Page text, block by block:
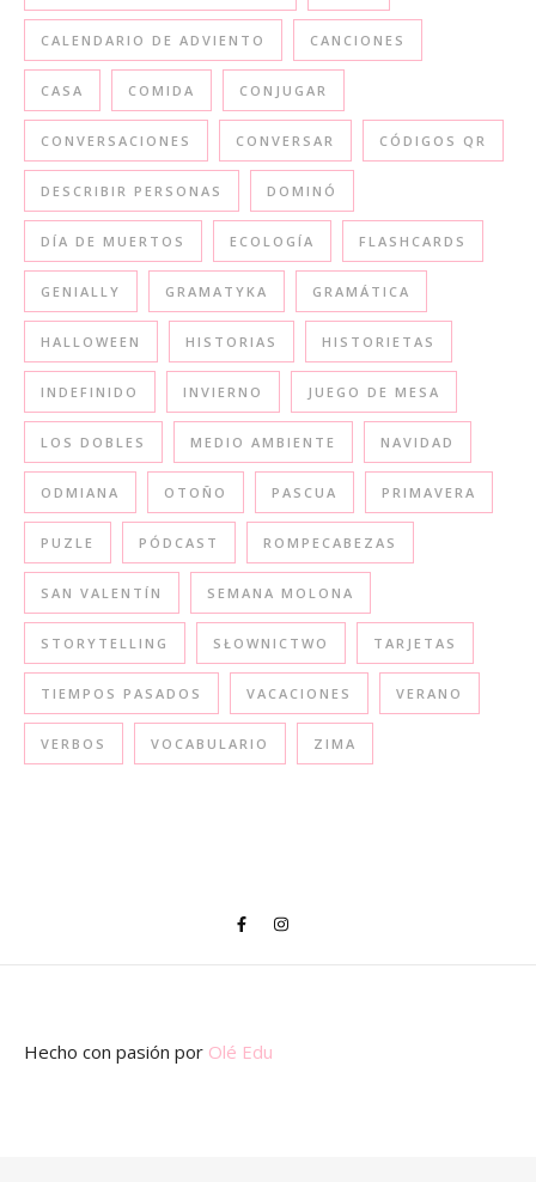
CALENDARIO DE ADVIENTO CANCIONES
CASA COMIDA CONJUGAR
CONVERSACIONES CONVERSAR CÓDIGOS QR
DESCRIBIR PERSONAS DOMINÓ
DÍA DE MUERTOS ECOLOGÍA FLASHCARDS
GENIALLY GRAMATYKA GRAMÁTICA
HALLOWEEN HISTORIAS HISTORIETAS
INDEFINIDO INVIERNO JUEGO DE MESA
LOS DOBLES MEDIO AMBIENTE NAVIDAD
ODMIANA OTOÑO PASCUA PRIMAVERA
PUZLE PÓDCAST ROMPECABEZAS
SAN VALENTÍN SEMANA MOLONA
STORYTELLING SŁOWNICTWO TARJETAS
TIEMPOS PASADOS VACACIONES VERANO
VERBOS VOCABULARIO ZIMA
Hecho con pasión por Olé Edu